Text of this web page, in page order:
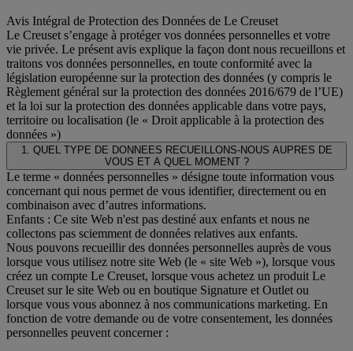
Avis Intégral de Protection des Données de Le Creuset
Le Creuset s’engage à protéger vos données personnelles et votre
vie privée. Le présent avis explique la façon dont nous recueillons et
traitons vos données personnelles, en toute conformité avec la
législation européenne sur la protection des données (y compris le
Règlement général sur la protection des données 2016/679 de l’UE)
et la loi sur la protection des données applicable dans votre pays,
territoire ou localisation (le « Droit applicable à la protection des
données »)
1. QUEL TYPE DE DONNEES RECUEILLONS-NOUS AUPRES DE
VOUS ET A QUEL MOMENT ?
Le terme « données personnelles » désigne toute information vous
concernant qui nous permet de vous identifier, directement ou en
combinaison avec d’autres informations.
Enfants : Ce site Web n'est pas destiné aux enfants et nous ne
collectons pas sciemment de données relatives aux enfants.
Nous pouvons recueillir des données personnelles auprès de vous
lorsque vous utilisez notre site Web (le « site Web »), lorsque vous
créez un compte Le Creuset, lorsque vous achetez un produit Le
Creuset sur le site Web ou en boutique Signature et Outlet ou
lorsque vous vous abonnez à nos communications marketing. En
fonction de votre demande ou de votre consentement, les données
personnelles peuvent concerner :